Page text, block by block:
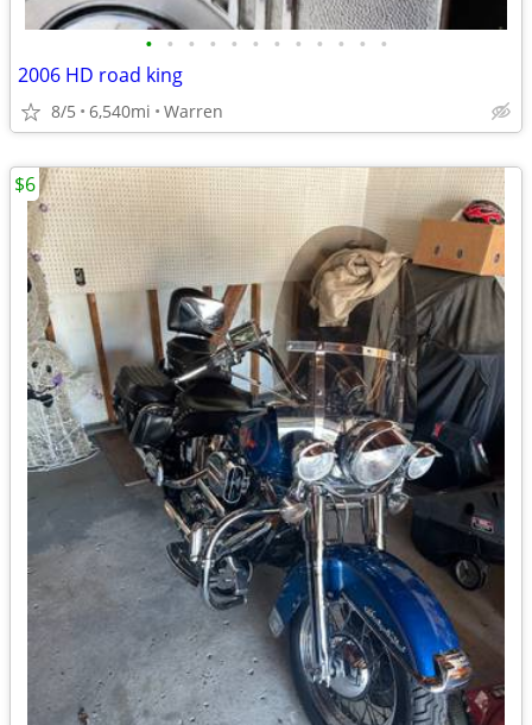
• • • • • • • • • • • •
2006 HD road king
8/5 6,540mi Warren
$6